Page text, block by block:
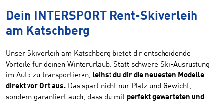
Dein INTERSPORT Rent-Skiverleih
am Katschberg
Unser Skiverleih am Katschberg bietet dir entscheidende
Vorteile für deinen Winterurlaub. Statt schwere Ski-Ausrüstung
im Auto zu transportieren, leihst du dir die neuesten Modelle
direkt vor Ort aus. Das spart nicht nur Platz und Gewicht,
sondern garantiert auch, dass du mit perfekt gewarteten und